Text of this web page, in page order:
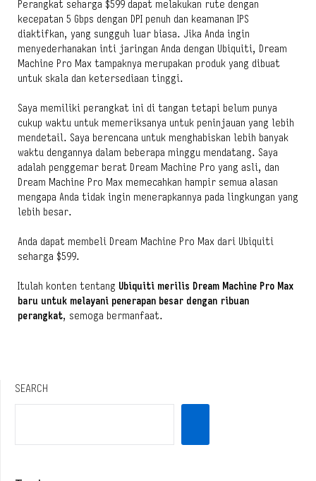
Perangkat seharga $599 dapat melakukan rute dengan
kecepatan 5 Gbps dengan DPI penuh dan keamanan IPS
diaktifkan, yang sungguh luar biasa. Jika Anda ingin
menyederhanakan inti jaringan Anda dengan Ubiquiti, Dream
Machine Pro Max tampaknya merupakan produk yang dibuat
untuk skala dan ketersediaan tinggi.
Saya memiliki perangkat ini di tangan tetapi belum punya
cukup waktu untuk memeriksanya untuk peninjauan yang lebih
mendetail. Saya berencana untuk menghabiskan lebih banyak
waktu dengannya dalam beberapa minggu mendatang. Saya
adalah penggemar berat Dream Machine Pro yang asli, dan
Dream Machine Pro Max memecahkan hampir semua alasan
mengapa Anda tidak ingin menerapkannya pada lingkungan yang
lebih besar.
Anda dapat membeli Dream Machine Pro Max dari Ubiquiti
seharga $599.
Itulah konten tentang Ubiquiti merilis Dream Machine Pro Max
baru untuk melayani penerapan besar dengan ribuan
perangkat, semoga bermanfaat.
SEARCH